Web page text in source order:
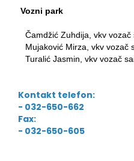
Vozni park
Čamdžić Zuhdija, vkv vozač
Mujaković Mirza, vkv vozač
Turalić Jasmin, vkv vozač
Kontakt telefon:
- 032-650-662
Fax:
- 032-650-605